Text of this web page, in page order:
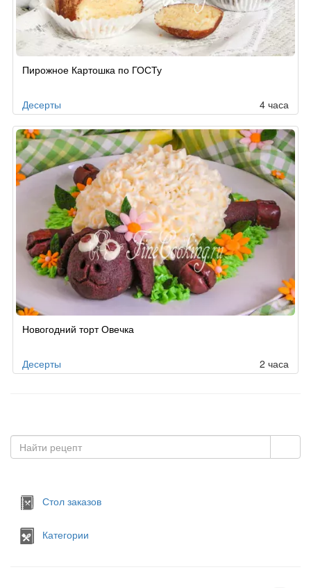
Пирожное Картошка по ГОСТу
Десерты 4 часа
Новогодний торт Овечка
Десерты 2 часа
Стол заказов
Категории